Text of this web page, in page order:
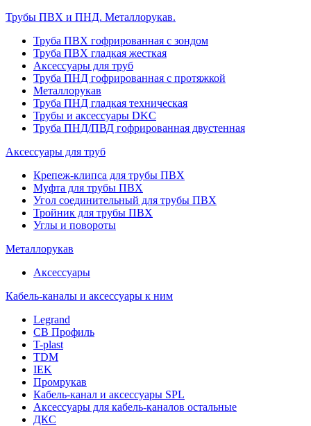
Трубы ПВХ и ПНД. Металлорукав.
Труба ПВХ гофрированная с зондом
Труба ПВХ гладкая жесткая
Аксессуары для труб
Труба ПНД гофрированная с протяжкой
Металлорукав
Труба ПНД гладкая техническая
Трубы и аксессуары DKC
Труба ПНД/ПВД гофрированная двустенная
Аксессуары для труб
Крепеж-клипса для трубы ПВХ
Муфта для трубы ПВХ
Угол соединительный для трубы ПВХ
Тройник для трубы ПВХ
Углы и повороты
Металлорукав
Аксессуары
Кабель-каналы и аксессуары к ним
Legrand
СВ Профиль
T-plast
TDM
IEK
Промрукав
Кабель-канал и аксессуары SPL
Аксессуары для кабель-каналов остальные
ДКС